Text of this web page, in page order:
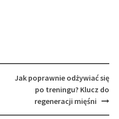
Jak poprawnie odżywiać się
po treningu? Klucz do
regeneracji mięśni